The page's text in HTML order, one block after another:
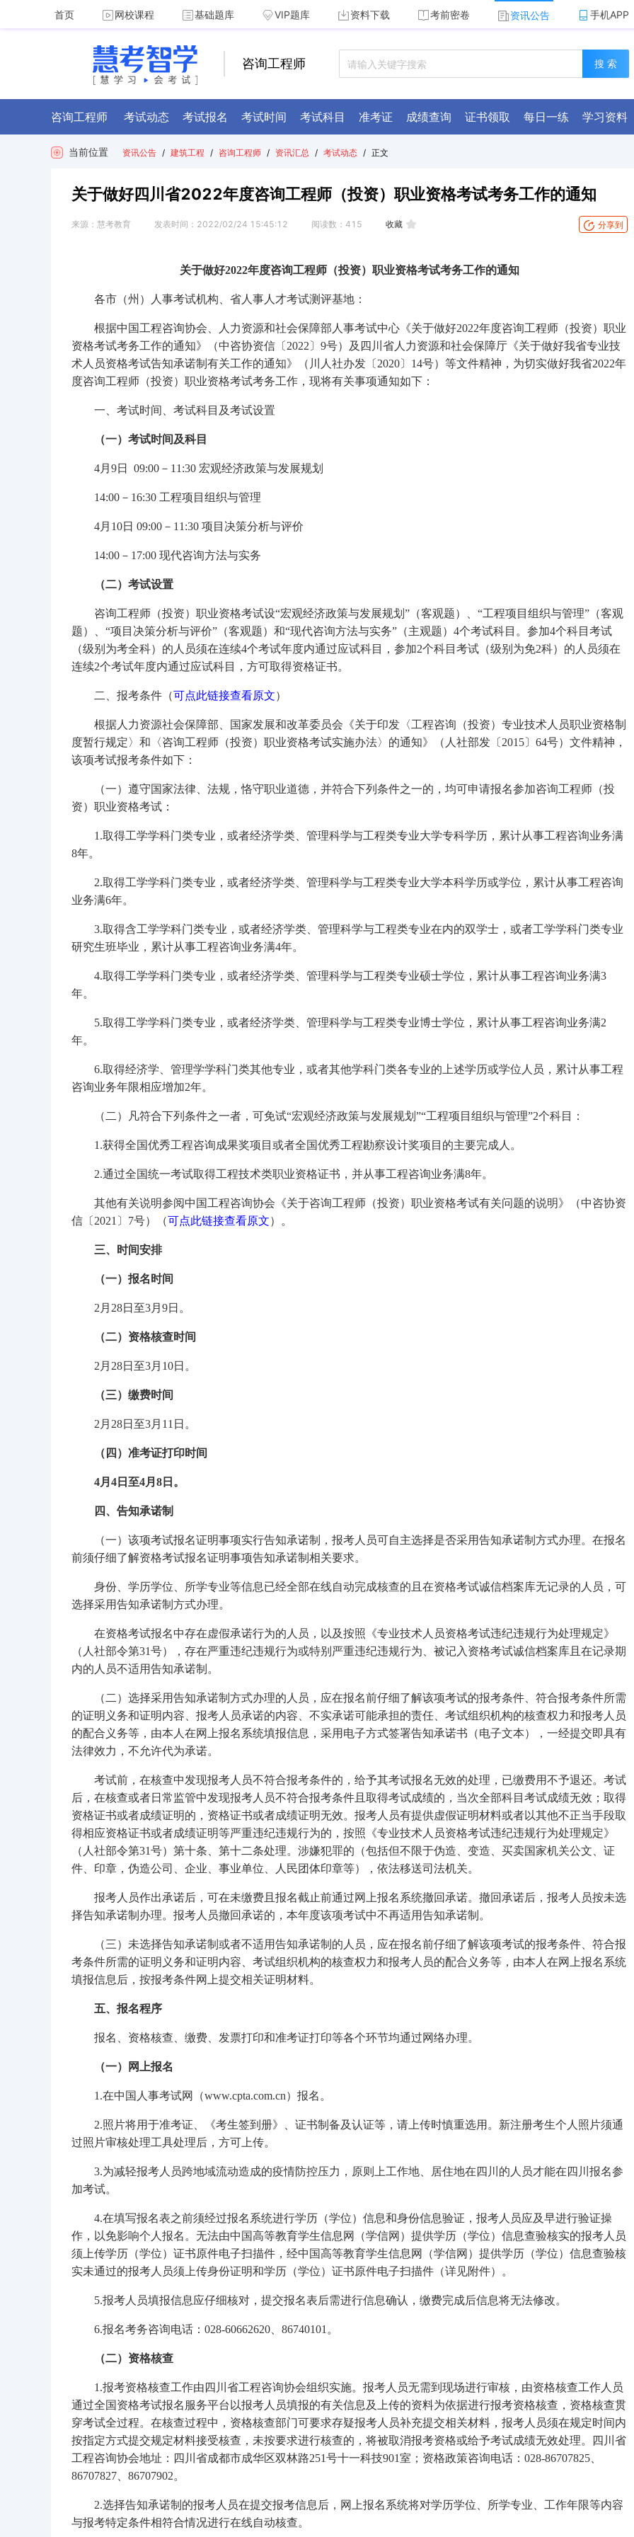
首页 网校课程 基础题库 VIP题库 资料下载 考前密卷 资讯公告 手机APP
咨询工程师 搜 索
咨询工程师 考试动态 考试报名 考试时间 考试科目 准考证 成绩查询 证书领取 每日一练 学习资料
当前位置 资讯公告 / 建筑工程 / 咨询工程师 / 资讯汇总 / 考试动态 / 正文
关于做好四川省2022年度咨询工程师（投资）职业资格考试考务工作的通知
来源： 慧考教育 发表时间： 2022/02/24 15:45:12 阅读数： 415 收藏 分享到
关于做好2022年度咨询工程师（投资）职业资格考试考务工作的通知
各市（州）人事考试机构、省人事人才考试测评基地：
根据中国工程咨询协会、人力资源和社会保障部人事考试中心《关于做好2022年度咨询工程师（投资）职业
资格考试考务工作的通知》（中咨协资信〔2022〕9号）及四川省人力资源和社会保障厅《关于做好我省专业技
术人员资格考试告知承诺制有关工作的通知》（川人社办发〔2020〕14号）等文件精神，为切实做好我省2022年
度咨询工程师（投资）职业资格考试考务工作，现将有关事项通知如下：
一、考试时间、考试科目及考试设置
（一）考试时间及科目
4月9日 09:00－11:30 宏观经济政策与发展规划
14:00－16:30 工程项目组织与管理
4月10日 09:00－11:30 项目决策分析与评价
14:00－17:00 现代咨询方法与实务
（二）考试设置
咨询工程师（投资）职业资格考试设“宏观经济政策与发展规划”（客观题）、“工程项目组织与管理”（客观
题）、“项目决策分析与评价”（客观题）和“现代咨询方法与实务”（主观题）4个考试科目。参加4个科目考试
（级别为考全科）的人员须在连续4个考试年度内通过应试科目，参加2个科目考试（级别为免2科）的人员须在
连续2个考试年度内通过应试科目，方可取得资格证书。
二、报考条件（可点此链接查看原文）
根据人力资源社会保障部、国家发展和改革委员会《关于印发〈工程咨询（投资）专业技术人员职业资格制
度暂行规定〉和〈咨询工程师（投资）职业资格考试实施办法〉的通知》（人社部发〔2015〕64号）文件精神，
该项考试报考条件如下：
（一）遵守国家法律、法规，恪守职业道德，并符合下列条件之一的，均可申请报名参加咨询工程师（投
资）职业资格考试：
1.取得工学学科门类专业，或者经济学类、管理科学与工程类专业大学专科学历，累计从事工程咨询业务满
8年。
2.取得工学学科门类专业，或者经济学类、管理科学与工程类专业大学本科学历或学位，累计从事工程咨询
业务满6年。
3.取得含工学学科门类专业，或者经济学类、管理科学与工程类专业在内的双学士，或者工学学科门类专业
研究生班毕业，累计从事工程咨询业务满4年。
4.取得工学学科门类专业，或者经济学类、管理科学与工程类专业硕士学位，累计从事工程咨询业务满3
年。
5.取得工学学科门类专业，或者经济学类、管理科学与工程类专业博士学位，累计从事工程咨询业务满2
年。
6.取得经济学、管理学学科门类其他专业，或者其他学科门类各专业的上述学历或学位人员，累计从事工程
咨询业务年限相应增加2年。
（二）凡符合下列条件之一者，可免试“宏观经济政策与发展规划”“工程项目组织与管理”2个科目：
1.获得全国优秀工程咨询成果奖项目或者全国优秀工程勘察设计奖项目的主要完成人。
2.通过全国统一考试取得工程技术类职业资格证书，并从事工程咨询业务满8年。
其他有关说明参阅中国工程咨询协会《关于咨询工程师（投资）职业资格考试有关问题的说明》（中咨协资
信〔2021〕7号）（可点此链接查看原文）。
三、时间安排
（一）报名时间
2月28日至3月9日。
（二）资格核查时间
2月28日至3月10日。
（三）缴费时间
2月28日至3月11日。
（四）准考证打印时间
4月4日至4月8日。
四、告知承诺制
（一）该项考试报名证明事项实行告知承诺制，报考人员可自主选择是否采用告知承诺制方式办理。在报名
前须仔细了解资格考试报名证明事项告知承诺制相关要求。
身份、学历学位、所学专业等信息已经全部在线自动完成核查的且在资格考试诚信档案库无记录的人员，可
选择采用告知承诺制方式办理。
在资格考试报名中存在虚假承诺行为的人员，以及按照《专业技术人员资格考试违纪违规行为处理规定》
（人社部令第31号），存在严重违纪违规行为或特别严重违纪违规行为、被记入资格考试诚信档案库且在记录期
内的人员不适用告知承诺制。
（二）选择采用告知承诺制方式办理的人员，应在报名前仔细了解该项考试的报考条件、符合报考条件所需
的证明义务和证明内容、报考人员承诺的内容、不实承诺可能承担的责任、考试组织机构的核查权力和报考人员
的配合义务等，由本人在网上报名系统填报信息，采用电子方式签署告知承诺书（电子文本），一经提交即具有
法律效力，不允许代为承诺。
考试前，在核查中发现报考人员不符合报考条件的，给予其考试报名无效的处理，已缴费用不予退还。考试
后，在核查或者日常监管中发现报考人员不符合报考条件且取得考试成绩的，当次全部科目考试成绩无效；取得
资格证书或者成绩证明的，资格证书或者成绩证明无效。报考人员有提供虚假证明材料或者以其他不正当手段取
得相应资格证书或者成绩证明等严重违纪违规行为的，按照《专业技术人员资格考试违纪违规行为处理规定》
（人社部令第31号）第十条、第十二条处理。涉嫌犯罪的（包括但不限于伪造、变造、买卖国家机关公文、证
件、印章，伪造公司、企业、事业单位、人民团体印章等），依法移送司法机关。
报考人员作出承诺后，可在未缴费且报名截止前通过网上报名系统撤回承诺。撤回承诺后，报考人员按未选
择告知承诺制办理。报考人员撤回承诺的，本年度该项考试中不再适用告知承诺制。
（三）未选择告知承诺制或者不适用告知承诺制的人员，应在报名前仔细了解该项考试的报考条件、符合报
考条件所需的证明义务和证明内容、考试组织机构的核查权力和报考人员的配合义务等，由本人在网上报名系统
填报信息后，按报考条件网上提交相关证明材料。
五、报名程序
报名、资格核查、缴费、发票打印和准考证打印等各个环节均通过网络办理。
（一）网上报名
1.在中国人事考试网（www.cpta.com.cn）报名。
2.照片将用于准考证、《考生签到册》、证书制备及认证等，请上传时慎重选用。新注册考生个人照片须通
过照片审核处理工具处理后，方可上传。
3.为减轻报考人员跨地域流动造成的疫情防控压力，原则上工作地、居住地在四川的人员才能在四川报名参
加考试。
4.在填写报名表之前须经过报名系统进行学历（学位）信息和身份信息验证，报考人员应及早进行验证操
作，以免影响个人报名。无法由中国高等教育学生信息网（学信网）提供学历（学位）信息查验核实的报考人员
须上传学历（学位）证书原件电子扫描件，经中国高等教育学生信息网（学信网）提供学历（学位）信息查验核
实未通过的报考人员须上传身份证明和学历（学位）证书原件电子扫描件（详见附件）。
5.报考人员填报信息应仔细核对，提交报名表后需进行信息确认，缴费完成后信息将无法修改。
6.报名考务咨询电话：028-60662620、86740101。
（二）资格核查
1.报考资格核查工作由四川省工程咨询协会组织实施。报考人员无需到现场进行审核，由资格核查工作人员
通过全国资格考试报名服务平台以报考人员填报的有关信息及上传的资料为依据进行报考资格核查，资格核查贯
穿考试全过程。在核查过程中，资格核查部门可要求存疑报考人员补充提交相关材料，报考人员须在规定时间内
按指定方式提交规定材料接受核查，未按要求进行核查的，将被取消报考资格或给予考试成绩无效处理。四川省
工程咨询协会地址：四川省成都市成华区双林路251号十一科技901室；资格政策咨询电话：028-86707825、
86707827、86707902。
2.选择告知承诺制的报考人员在提交报考信息后，网上报名系统将对学历学位、所学专业、工作年限等内容
与报考特定条件相符合情况进行在线自动核查。